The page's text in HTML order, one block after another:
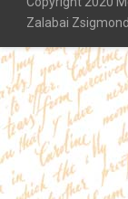
Zalabai